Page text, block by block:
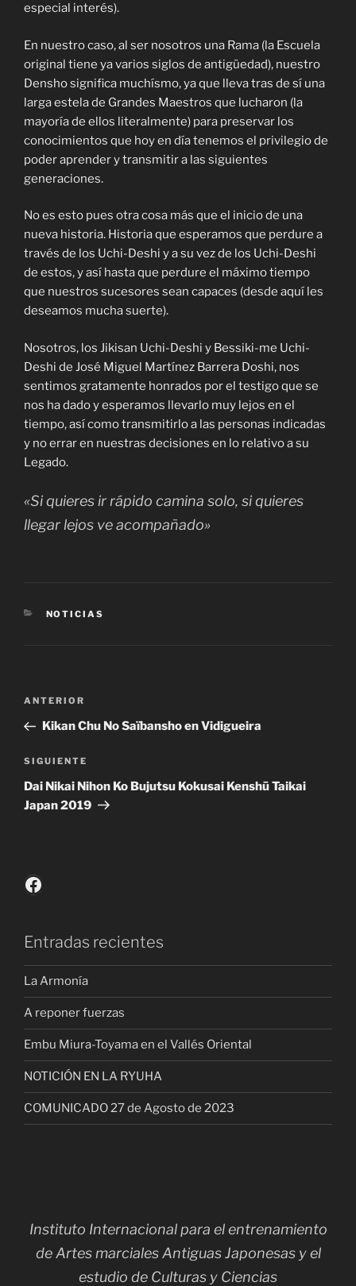
especial interés).
En nuestro caso, al ser nosotros una Rama (la Escuela
original tiene ya varios siglos de antigüedad), nuestro
Densho significa muchísmo, ya que lleva tras de sí una
larga estela de Grandes Maestros que lucharon (la
mayoría de ellos literalmente) para preservar los
conocimientos que hoy en día tenemos el privilegio de
poder aprender y transmitir a las siguientes
generaciones.
No es esto pues otra cosa más que el inicio de una
nueva historia. Historia que esperamos que perdure a
través de los Uchi-Deshi y a su vez de los Uchi-Deshi
de estos, y así hasta que perdure el máximo tiempo
que nuestros sucesores sean capaces (desde aquí les
deseamos mucha suerte).
Nosotros, los Jikisan Uchi-Deshi y Bessiki-me Uchi-
Deshi de José Miguel Martínez Barrera Doshi, nos
sentimos gratamente honrados por el testigo que se
nos ha dado y esperamos llevarlo muy lejos en el
tiempo, así como transmitirlo a las personas indicadas
y no errar en nuestras decisiones en lo relativo a su
Legado.
«Si quieres ir rápido camina solo, si quieres
llegar lejos ve acompañado»
CATEGORÍAS
NOTICIAS
Navegación
entradas
Entrada
anterior:
ANTERIOR
Kikan Chu No Saïbansho en Vidigueira
Siguiente
entrada
SIGUIENTE
Dai Nikai Nihon Ko Bujutsu Kokusai Kenshū Taikai
Japan 2019
Facebook
Entradas recientes
La Armonía
A reponer fuerzas
Embu Miura-Toyama en el Vallés Oriental
NOTICIÓN EN LA RYUHA
COMUNICADO 27 de Agosto de 2023
Instituto Internacional para el entrenamiento
de Artes marciales Antiguas Japonesas y el
estudio de Culturas y Ciencias